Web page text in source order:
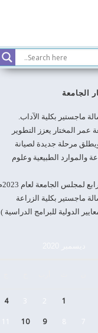
الجامعة
ماجستير بكلية الآداب.
عمر المختار يعزز التطوير
ويطلق مرحلة جديدة لصيانة
والموارد الطبيعية وعلوم
لمجلس الجامعة لعام 2023م
ماجستير بكلية الزراعة
الدولية للبرامج الدراسية )
1
2
3
4
7
8
9
10